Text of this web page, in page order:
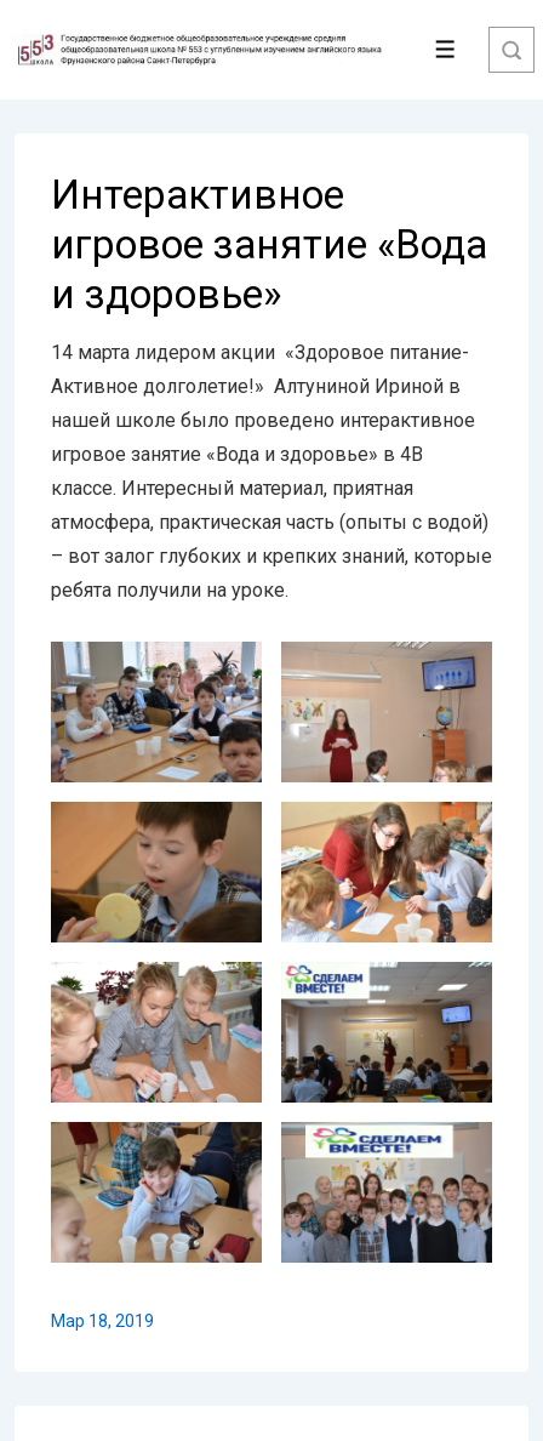
Перейти
Меню
Интерактивное
игровое занятие «Вода
и здоровье»
14 марта лидером акции «Здоровое питание-
Активное долголетие!» Алтуниной Ириной в
нашей школе было проведено интерактивное
игровое занятие «Вода и здоровье» в 4В
классе. Интересный материал, приятная
атмосфера, практическая часть (опыты с водой)
– вот залог глубоких и крепких знаний, которые
ребята получили на уроке.
Мар 18, 2019